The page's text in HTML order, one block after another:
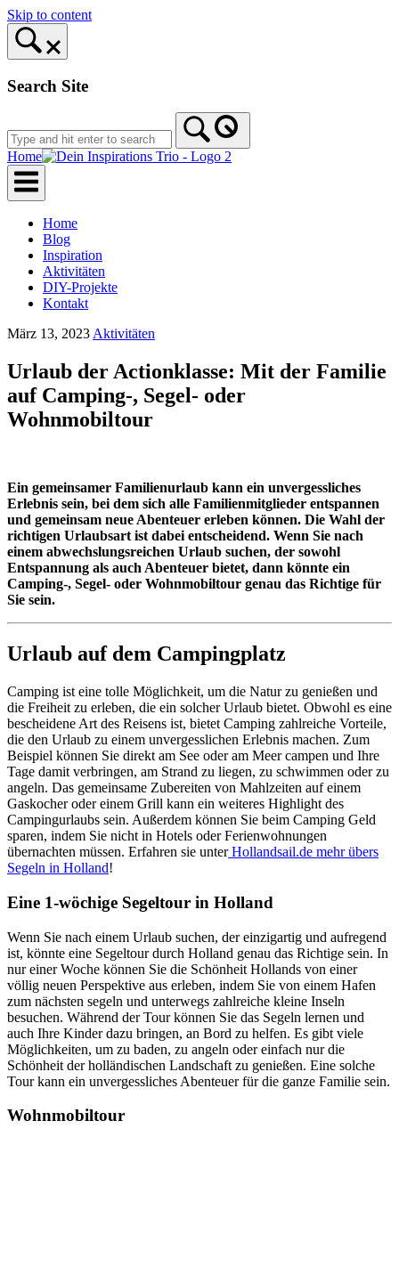
Skip to content
Search Site
Home
Home
Blog
Inspiration
Aktivitäten
DIY-Projekte
Kontakt
März 13, 2023Aktivitäten
Urlaub der Actionklasse: Mit der Familie
auf Camping-, Segel- oder
Wohnmobiltour
Ein gemeinsamer Familienurlaub kann ein unvergessliches
Erlebnis sein, bei dem sich alle Familienmitglieder entspannen
und gemeinsam neue Abenteuer erleben können. Die Wahl der
richtigen Urlaubsart ist dabei entscheidend. Wenn Sie nach
einem abwechslungsreichen Urlaub suchen, der sowohl
Entspannung als auch Abenteuer bietet, dann könnte ein
Camping-, Segel- oder Wohnmobiltour genau das Richtige für
Sie sein.
Urlaub auf dem Campingplatz
Camping ist eine tolle Möglichkeit, um die Natur zu genießen und
die Freiheit zu erleben, die ein solcher Urlaub bietet. Obwohl es eine
bescheidene Art des Reisens ist, bietet Camping zahlreiche Vorteile,
die den Urlaub zu einem unvergesslichen Erlebnis machen. Zum
Beispiel können Sie direkt am See oder am Meer campen und Ihre
Tage damit verbringen, am Strand zu liegen, zu schwimmen oder zu
angeln. Das gemeinsame Zubereiten von Mahlzeiten auf einem
Gaskocher oder einem Grill kann ein weiteres Highlight des
Campingurlaubs sein. Außerdem können Sie beim Camping Geld
sparen, indem Sie nicht in Hotels oder Ferienwohnungen
übernachten müssen. Erfahren sie unterHollandsail.de mehr übers
Segeln in Holland!
Eine 1-wöchige Segeltour in Holland
Wenn Sie nach einem Urlaub suchen, der einzigartig und aufregend
ist, könnte eine Segeltour durch Holland genau das Richtige sein. In
nur einer Woche können Sie die Schönheit Hollands von einer
völlig neuen Perspektive aus erleben, indem Sie von einem Hafen
zum nächsten segeln und unterwegs zahlreiche kleine Inseln
besuchen. Während der Tour können Sie das Segeln lernen und
auch Ihre Kinder dazu bringen, an Bord zu helfen. Es gibt viele
Möglichkeiten, um zu baden, zu angeln oder einfach nur die
Schönheit der holländischen Landschaft zu genießen. Eine solche
Tour kann ein unvergessliches Abenteuer für die ganze Familie sein.
Wohnmobiltour